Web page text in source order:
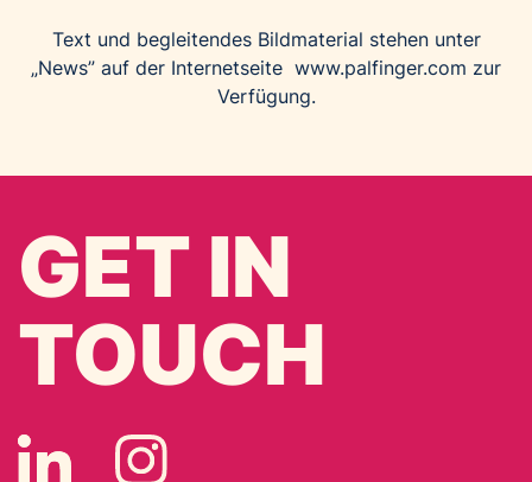
Text und begleitendes Bildmaterial stehen unter
„News” auf der Internetseite www.palfinger.com zur
Verfügung.
GET IN
TOUCH